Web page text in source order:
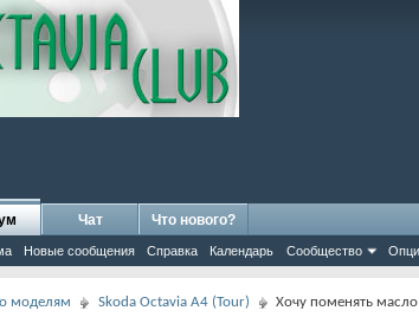
Новые сообщения Справка Календарь Сообщество
Чат Что нового?
моделям Skoda Octavia A4 (Tour) Хочу поменять